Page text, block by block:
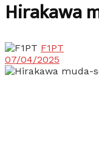
Hirakawa
F1PT
07/04/2025